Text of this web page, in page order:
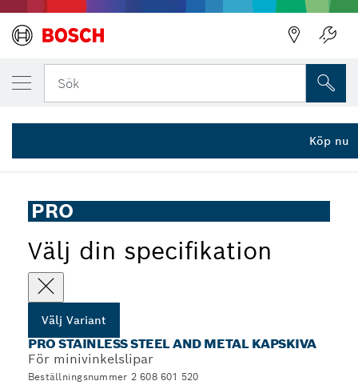
Sök
...
PRO Stainless Steel and Metal kapskiva för minivinkelslipar,
PRO
Välj din specifikation
Välj Variant
PRO STAINLESS STEEL AND METAL KAPSKIVA
För minivinkelslipar
Beställningsnummer 2 608 601 520
DIN UTVALDA VARIANT
PRO Stainless Steel and Metal kapskiva,
2 608 601 520
Köp nu